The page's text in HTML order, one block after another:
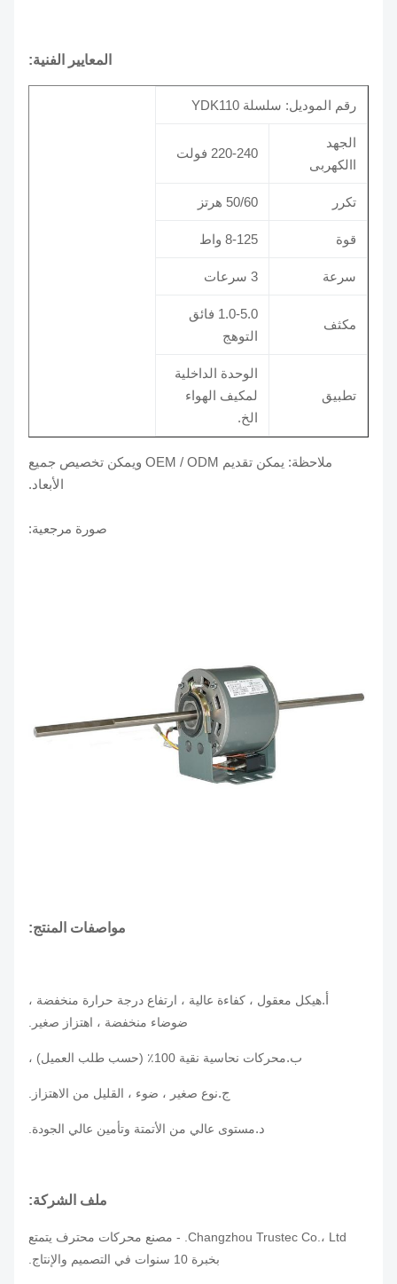
المعايير الفنية:
رقم الموديل: سلسلة YDK110
الجهد
االكهربى
220-240 فولت
50/60 هرتز
8-125 واط
سرعة
مكثف
1.0-5.0 فائق
التوهج
تطبيق
الوحدة الداخلية
لمكيف الهواء
ملاحظة: يمكن تقديم OEM / ODM ويمكن تخصيص جميع
الأبعاد.
صورة مرجعية:
مواصفات المنتج:
هيكل معقول ، كفاءة عالية ، ارتفاع درجة حرارة منخفضة ،
ضوضاء منخفضة ، اهتزاز صغير.
محركات نحاسية نقية 100٪ (حسب طلب العميل) ،
نوع صغير ، ضوء ، القليل من الاهتزاز.
مستوى عالي من الأتمتة وتأمين عالي الجودة.
ملف الشركة:
Changzhou Trustec Co.، Ltd. - مصنع محركات محترف يتمتع
بخبرة 10 سنوات في التصميم والإنتاج.